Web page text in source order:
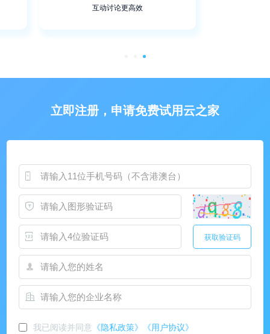
互动讨论更高效
立即注册，申请免费试用云之家
获取验证码
我已阅读并同意 《隐私政策》 《用户协议》